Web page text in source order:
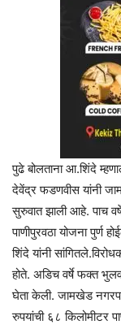
पुढे बोलताना आ.शिंदे
देवेंद्र फडणवीस यांनी
सुरुवात झाली आहे. पाच वर्षे
पाणीपुरवठा योजना
शिंदे यांनी
होते. अडिच वर्षे फक्त
घेता केली. जामखेड
रुपयांची ६८ किलोमीटर